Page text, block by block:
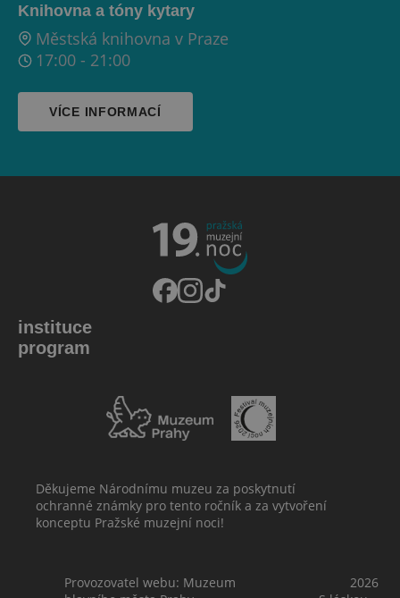
Knihovna a tóny kytary
Městská knihovna v Praze
17:00 - 21:00
VÍCE INFORMACÍ
instituce
program
Děkujeme Národnímu muzeu za poskytnutí
ochranné známky pro tento ročník a za vytvoření
konceptu Pražské muzejní noci!
Provozovatel webu: Muzeum
2026